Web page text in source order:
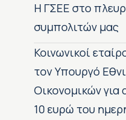
H ΓΣΕΕ στο
συμπολιτών μας
Κοινωνικοί
τον Υπουργό
Οικονομικών
10 ευρώ του